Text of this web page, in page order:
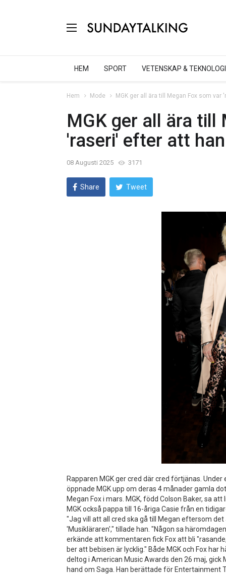
HEM SPORT VETENSKAP & TEKNOLOGI
Hem Mode MGK ger all ära till Megan Fox som
MGK ger all ära till
'raseri' efter att
08 Augusti 2025 3171
Share Tweet
Rapparen MGK ger cred där cred förtjänas.
öppnade MGK upp om deras 4 månader gamla
Megan Fox i mars. MGK, född Colson Baker, sa
MGK också pappa till 16-åriga Casie från en
"Jag vill att all cred ska gå till Megan eftersom
'Musikläraren'," tillade han. "Någon sa
erkände att kommentaren fick Fox att bli
ber att bebisen är lycklig." Både MGK och Fox
deltog i American Music Awards den 26 maj,
hand om Saga. Han berättade för Entertainment